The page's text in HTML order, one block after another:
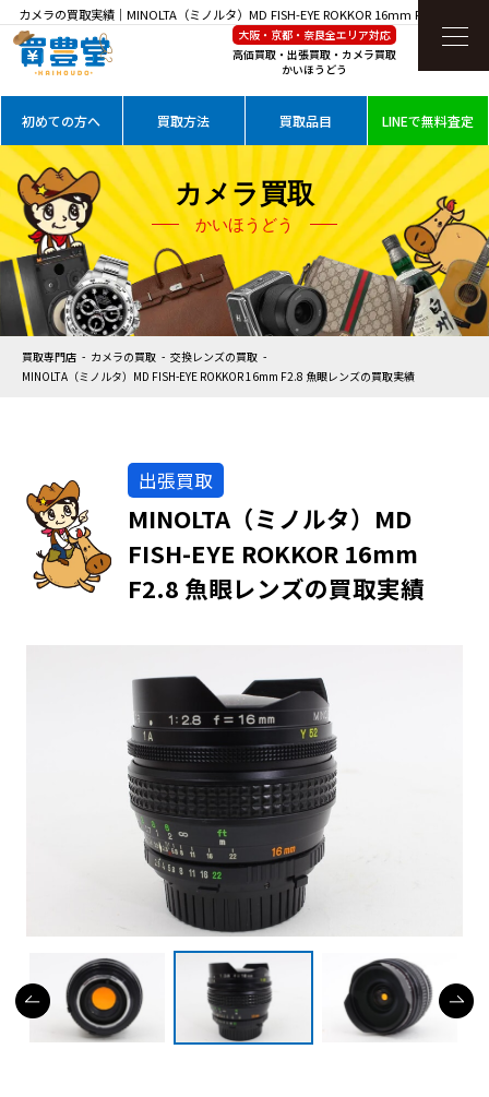
カメラの買取実績｜MINOLTA（ミノルタ）MD FISH-EYE ROKKOR 16mm F2.8 魚眼レン
ズを高価買取
大阪・京都・奈良全エリア対応
高価買取・出張買取・カメラ買取
かいほうどう
初めての方へ 買取方法 買取品目 LINEで無料査定
カメラ買取
かいほうどう
買取専門店 カメラの買取
交換レンズの買取
MINOLTA（ミノルタ）MD FISH-EYE ROKKOR 16mm F2.8 魚眼レンズの買取実績
出張買取
MINOLTA（ミノルタ）MD
FISH-EYE ROKKOR 16mm
F2.8 魚眼レンズの買取実績